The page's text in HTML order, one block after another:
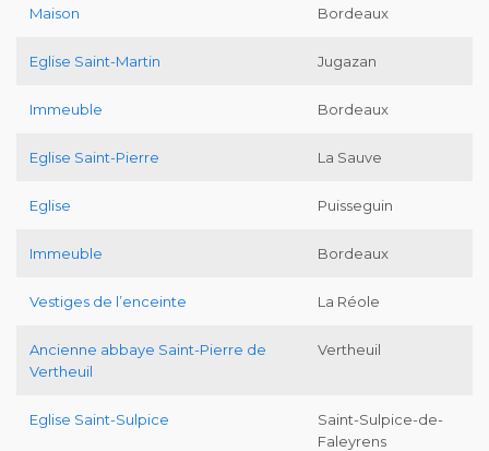
Maison Bordeaux
Eglise Saint-Martin Jugazan
Immeuble Bordeaux
Eglise Saint-Pierre La Sauve
Eglise Puisseguin
Immeuble Bordeaux
Vestiges de l’enceinte La Réole
Ancienne abbaye Saint-Pierre de
Vertheuil
Vertheuil
Eglise Saint-Sulpice
Saint-Sulpice-de-
Faleyrens